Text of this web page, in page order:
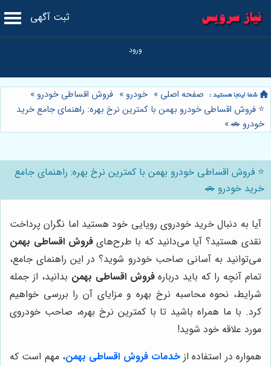
ثبت آگهی
صفحه اصلی » خودرو » فروش اقساطی خودرو »
⭐️ فروش اقساطی خودرو بهمن با کمترین نرخ بهره: راهنمای جامع خرید
خودرو 🚗»
⭐️ فروش اقساطی خودرو بهمن با کمترین نرخ بهره: راهنمای جامع
خرید خودرو 🚗
آیا به دنبال خرید خودروی رویایی خود هستید اما نگران پرداخت
نقدی هستید؟ آیا می‌دانید که با طرح‌هایفروش اقساطی بهمن
می‌توانید به آسانی صاحب خودرو شوید؟ در این راهنمای جامع،
تمام آنچه را که باید دربارهفروش اقساطی بهمن بدانید، از جمله
شرایط، نحوه محاسبه نرخ بهره و مزایای آن را بررسی خواهیم
کرد. با ما همراه باشید تا با کمترین نرخ بهره، صاحب خودروی
مورد علاقه خود شوید!
همواره در استفاده ازخدمات فروش اقساطی بهمن، مهم است که